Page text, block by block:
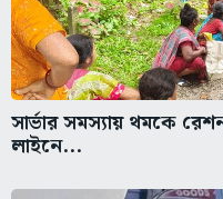
সার্ভার সমস্যায় থমকে
লাইনে...